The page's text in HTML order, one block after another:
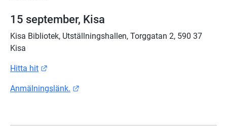
15 september, Kisa
Kisa Bibliotek, Utställningshallen, Torggatan 2, 590 37
Kisa
Hitta hit
Anmälningslänk.